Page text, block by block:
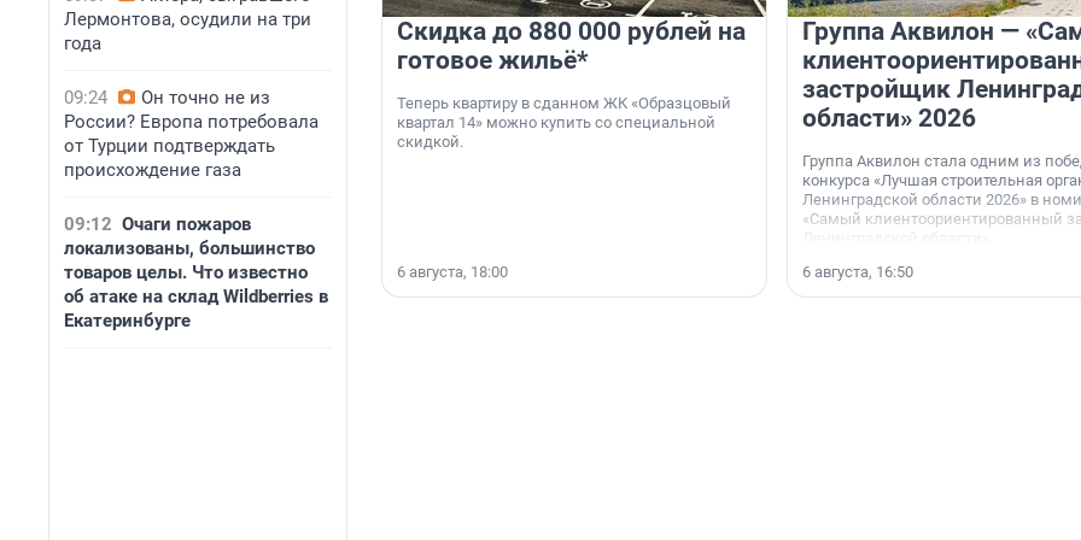
Лермонтова, осудили на три
года
09:24
Он точно не из
России? Европа потребовала
от Турции подтверждать
происхождение газа
09:12 Очаги пожаров
локализованы, большинство
товаров целы. Что известно
об атаке на склад Wildberries в
Екатеринбурге
Скидка до 880 000 рублей на
готовое жильё*
Теперь квартиру в сданном ЖК «Образцовый
квартал 14» можно купить со специальной
скидкой.
6 августа, 18:00
Группа Аквилон —
застройщик
области» 2026
Группа Аквилон стала одним из
конкурса «Лучшая строительная
Ленинградской области 2026» в
«Самый клиентоориентированный
Ленинградской области».
6 августа, 16:50